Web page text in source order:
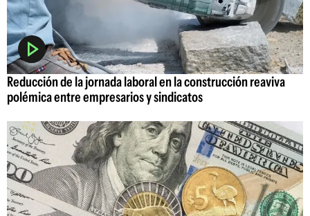
Reducción de la jornada laboral en la construcción reaviva
polémica entre empresarios y sindicatos